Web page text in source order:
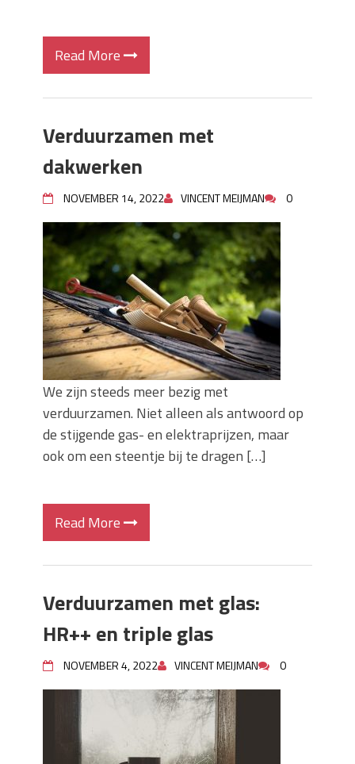
Read More
Verduurzamen met
dakwerken
NOVEMBER 14, 2022 VINCENT MEIJMAN 0
We zijn steeds meer bezig met
verduurzamen. Niet alleen als antwoord op
de stijgende gas- en elektraprijzen, maar
ook om een steentje bij te dragen […]
Read More
Verduurzamen met glas:
HR++ en triple glas
NOVEMBER 4, 2022 VINCENT MEIJMAN 0